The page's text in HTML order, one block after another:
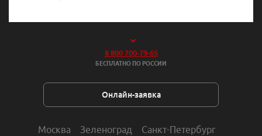
8 800 700-79-65
БЕСПЛАТНО ПО РОССИИ
Онлайн-заявка
Москва Зеленоград Санкт-Петербург